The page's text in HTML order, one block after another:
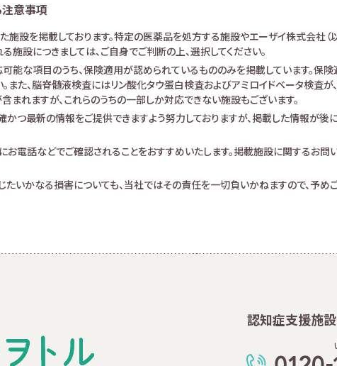
注意事項
施設を掲載しております。特定の医薬品を処方する施設やエーザイ株式会社（
施設につきましては、ご自身でご判断の上、選択してください。
能な項目のうち、保険適用が認められているもののみを掲載しています。保
また、脳脊髄液検査にはリン酸化タウ蛋白検査およびアミロイドベータ検査が
れますが、これらのうちの一部しか対応できない施設もございます。
つ最新の情報をご提供できますよう努力しておりますが、掲載した情報が後
電話などでご確認されることをおすすめいたします。掲載施設に関するお問
たいかなる損害についても、当社ではその責任を一切負いかねますので、予め
認知症支援施